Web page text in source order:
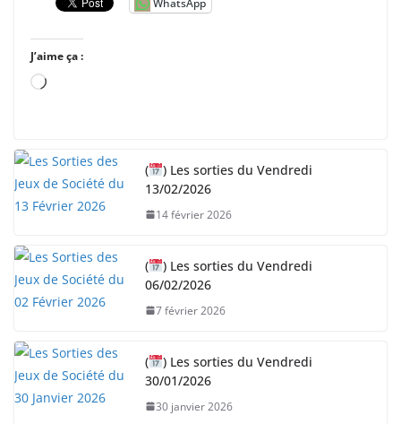
J’aime ça :
C
n
t
…
(
) Les sorties du Vendredi
13/02/2026
14 février 2026
(
) Les sorties du Vendredi
06/02/2026
7 février 2026
(
) Les sorties du Vendredi
30/01/2026
30 janvier 2026